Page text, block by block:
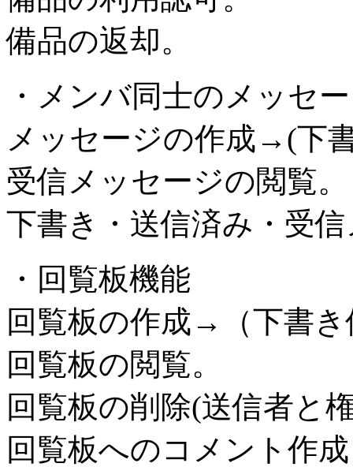
備品の返却。
・メンバ同士のメッセ
メッセージの作成→(下
受信メッセージの閲覧。
下書き・送信済み・受
・回覧板機能
回覧板の作成→（下書き
回覧板の閲覧。
回覧板の削除(送信者と
回覧板へのコメント作